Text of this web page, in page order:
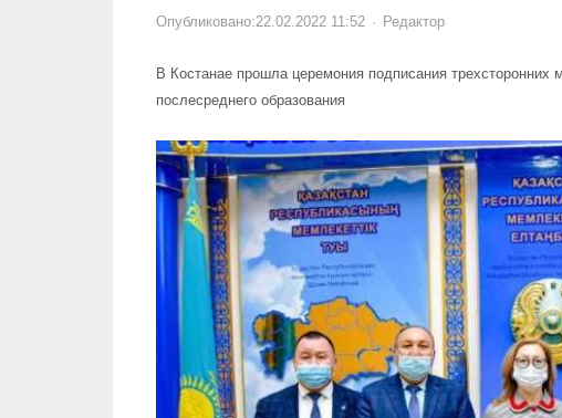
Опубликовано:22.02.2022 11:52 Author
Редактор
В Костанае прошла церемония подписания трехсторонних
послесреднего образования